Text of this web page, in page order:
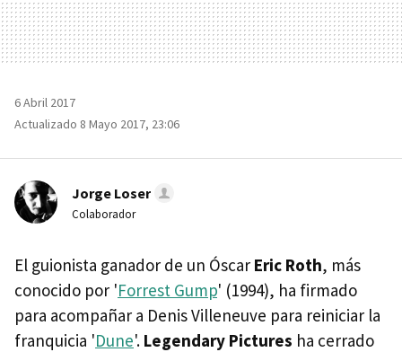
6 Abril 2017
Actualizado 8 Mayo 2017, 23:06
Jorge Loser
Colaborador
El guionista ganador de un Óscar Eric Roth, más
conocido por 'Forrest Gump' (1994), ha firmado
para acompañar a Denis Villeneuve para reiniciar la
franquicia 'Dune'. Legendary Pictures ha cerrado